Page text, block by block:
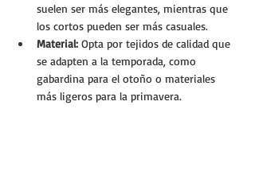
suelen ser más elegantes, mientras que
los cortos pueden ser más casuales.
Material: Opta por tejidos de calidad que
se adapten a la temporada, como
gabardina para el otoño o materiales
más ligeros para la primavera.